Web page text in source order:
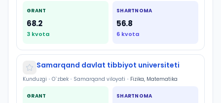
GRANT
68.2
3 kvota
SHARTNOMA
56.8
6 kvota
Samarqand davlat tibbiyot universiteti
Kunduzgi • O`zbek • Samarqand viloyati • Fizika, Matematika
GRANT SHARTNOMA